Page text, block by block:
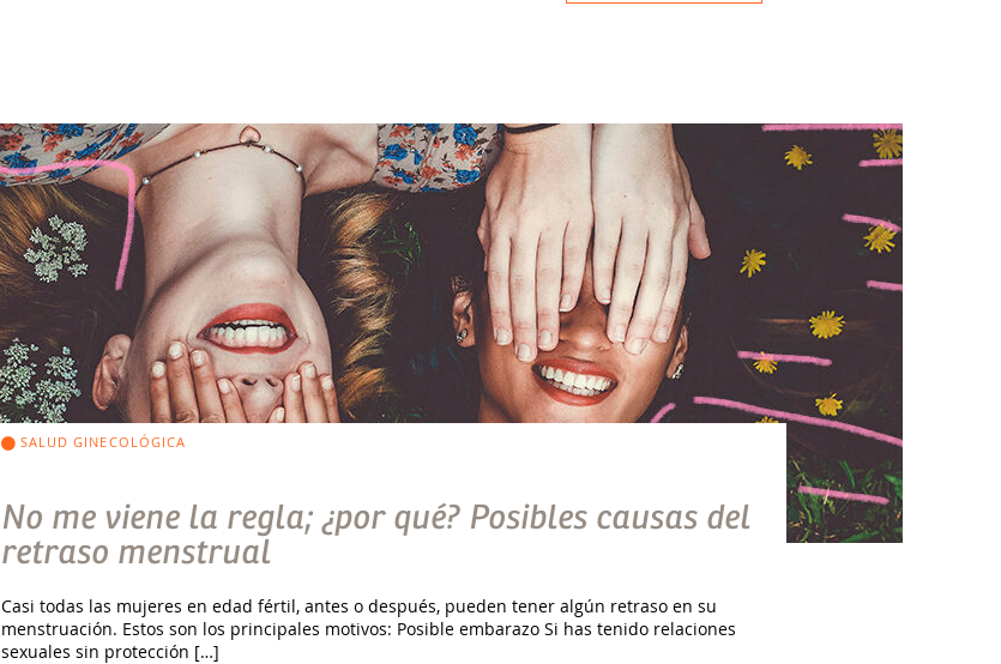
SALUD GINECOLÓGICA
No me viene la regla; ¿por qué? Posibles causas del
retraso menstrual
Casi todas las mujeres en edad fértil, antes o después, pueden tener algún retraso en su
menstruación. Estos son los principales motivos: Posible embarazo Si has tenido relaciones
sexuales sin protección […]